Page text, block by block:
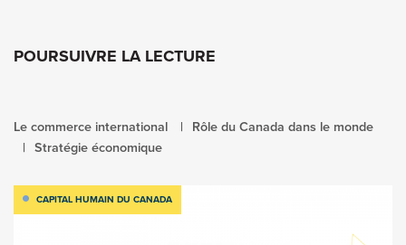
POURSUIVRE LA LECTURE
Le commerce international
Rôle du Canada dans le monde
Stratégie économique
CAPITAL HUMAIN DU CANADA